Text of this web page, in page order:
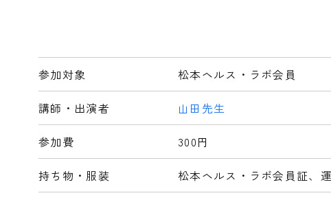
参加対象 松本ヘルス・ラボ会員
講師・出演者 山田先生
参加費 300円
持ち物・服装 松本ヘルス・ラボ会員証、